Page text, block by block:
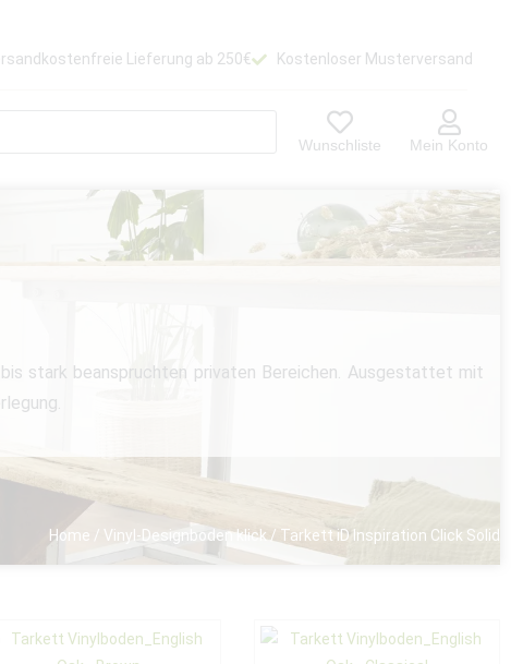
Lieferung ab 250€ Kostenloser Musterversand
Wunschliste Mein Konto
stark beanspruchten privaten Bereichen. Ausgestattet mit
Home / Vinyl-Designboden klick / Tarkett iD Inspiration Click Solid